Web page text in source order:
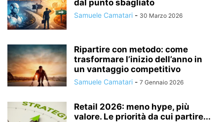
dal punto sbagliato
Samuele Camatari - 30 Marzo 2026
Ripartire con metodo: come
trasformare l’inizio dell’anno in
un vantaggio competitivo
Samuele Camatari - 7 Gennaio 2026
Retail 2026: meno hype, più
valore. Le priorità da cui partire...